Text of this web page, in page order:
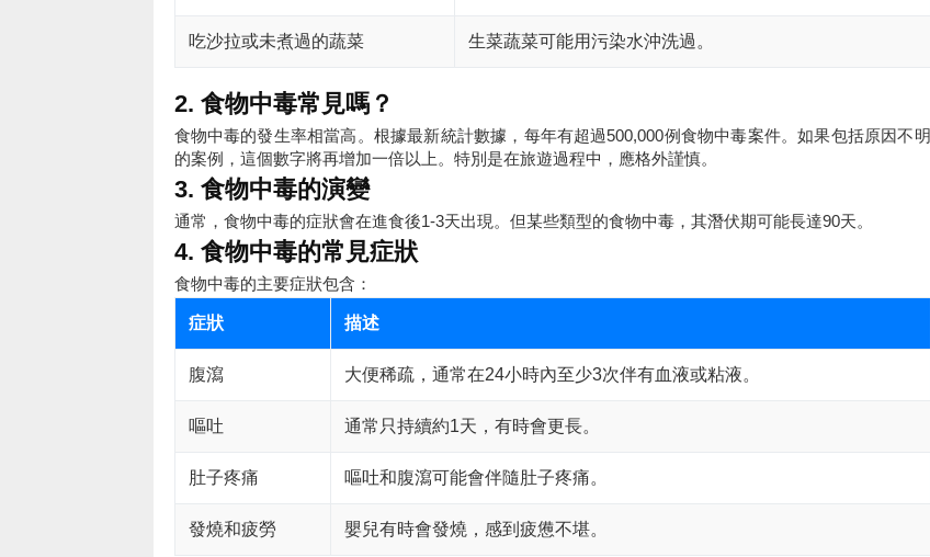
吃沙拉或未煮過的蔬菜 生菜蔬菜可能用污染水沖洗過。
2. 食物中毒常見嗎？
食物中毒的發生率相當高。根據最新統計數據，每年有超過500,000例食物中毒案件。如果包括原因不明
的案例，這個數字將再增加一倍以上。特別是在旅遊過程中，應格外謹慎。
3. 食物中毒的演變
通常，食物中毒的症狀會在進食後1-3天出現。但某些類型的食物中毒，其潛伏期可能長達90天。
4. 食物中毒的常見症狀
食物中毒的主要症狀包含：
症狀 描述
腹瀉 大便稀疏，通常在24小時內至少3次伴有血液或粘液。
嘔吐 通常只持續約1天，有時會更長。
肚子疼痛 嘔吐和腹瀉可能會伴隨肚子疼痛。
發燒和疲勞 嬰兒有時會發燒，感到疲憊不堪。